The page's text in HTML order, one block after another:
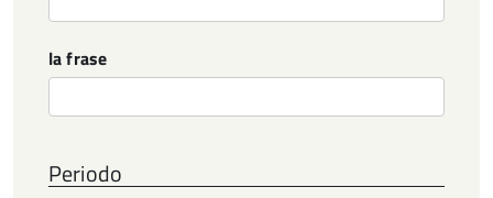
la frase
Periodo